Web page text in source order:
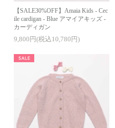
【SALE30%OFF】Amaia Kids - Cec
ile cardigan - Blue アマイアキッズ -
カーディガン
9,800円(税込10,780円)